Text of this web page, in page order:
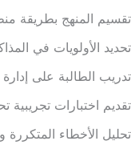
تقسيم المنهج بطريقة
تحديد الأولويات في
تدريب الطالبة على
تقديم اختبارات تجريبية
تحليل الأخطاء